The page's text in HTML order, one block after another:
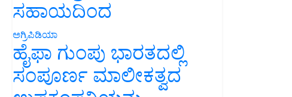
ಸಹಾಯದಿಂದ
ಅಗ್ರಿಪಿಡಿಯಾ
ಹೈಫಾ ಗುಂಪು ಭಾರತದಲ್ಲಿ
ಸಂಪೂರ್ಣ ಮಾಲೀಕತ್ವದ